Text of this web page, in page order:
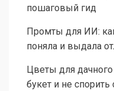
пошаговый гид
Промты для ИИ:
поняла и выдала
Цветы для
букет и не спорить